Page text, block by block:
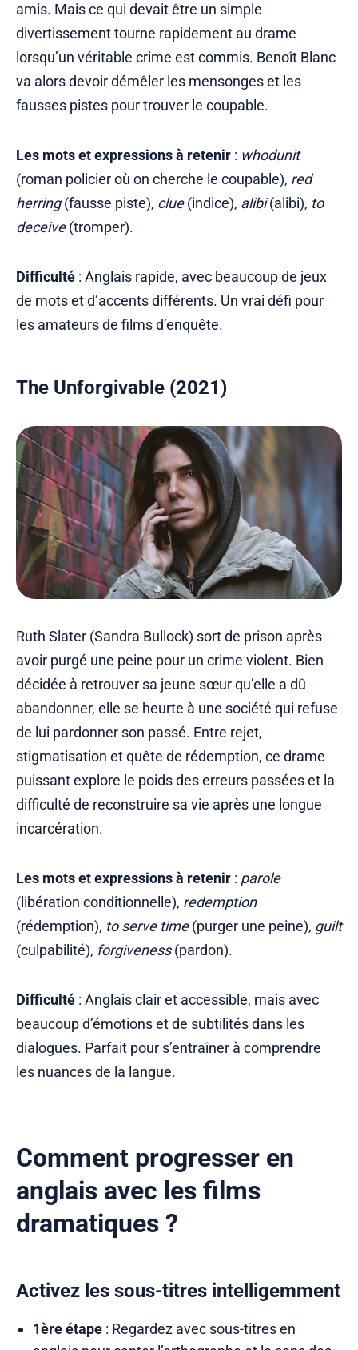
amis. Mais ce qui devait être un simple
divertissement tourne rapidement au drame
lorsqu’un véritable crime est commis. Benoît Blanc
va alors devoir démêler les mensonges et les
fausses pistes pour trouver le coupable.
Les mots et expressions à retenir : whodunit
(roman policier où on cherche le coupable), red
herring(fausse piste), clue(indice), alibi(alibi), to
deceive(tromper).
Difficulté : Anglais rapide, avec beaucoup de jeux
de mots et d’accents différents. Un vrai défi pour
les amateurs de films d’enquête.
The Unforgivable (2021)
Ruth Slater (Sandra Bullock) sort de prison après
avoir purgé une peine pour un crime violent. Bien
décidée à retrouver sa jeune sœur qu’elle a dû
abandonner, elle se heurte à une société qui refuse
de lui pardonner son passé. Entre rejet,
stigmatisation et quête de rédemption, ce drame
puissant explore le poids des erreurs passées et la
difficulté de reconstruire sa vie après une longue
incarcération.
Les mots et expressions à retenir : parole
(libération conditionnelle), redemption
(rédemption), to serve time(purger une peine), guilt
(culpabilité), forgiveness(pardon).
Difficulté : Anglais clair et accessible, mais avec
beaucoup d’émotions et de subtilités dans les
dialogues. Parfait pour s’entraîner à comprendre
les nuances de la langue.
Comment progresser en
anglais avec les films
dramatiques ?
Activez les sous-titres intelligemment
1ère étape: Regardez avec sous-titres en